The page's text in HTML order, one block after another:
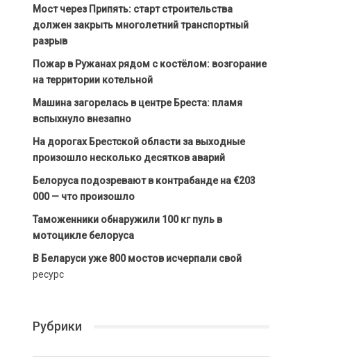
Мост через Припять: старт строительства
должен закрыть многолетний транспортный
разрыв
Пожар в Ружанах рядом с костёлом: возгорание
на территории котельной
Машина загорелась в центре Бреста: пламя
вспыхнуло внезапно
На дорогах Брестской области за выходные
произошло несколько десятков аварий
Белоруса подозревают в контрабанде на €203
000 — что произошло
Таможенники обнаружили 100 кг пуль в
мотоцикле белоруса
В Беларуси уже 800 мостов исчерпали свой
ресурс
Рубрики